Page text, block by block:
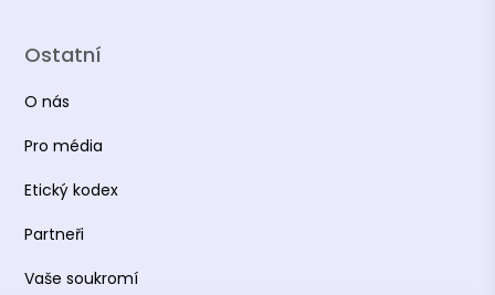
Ostatní
O nás
Pro média
Etický kodex
Partneři
Vaše soukromí